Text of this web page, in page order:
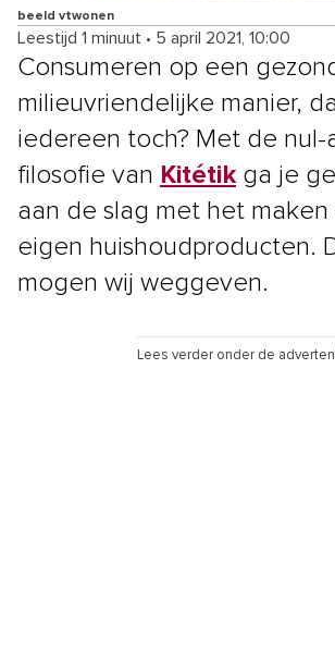
beeld vtwonen
Leestijd 1 minuut • 5 april 2021, 10:00
Consumeren op een
milieuvriendelijke manier,
iedereen toch? Met de nul-
filosofie van Kitétikga je
aan de slag met het maken
eigen huishoudproducten.
mogen wij weggeven.
Lees verder onder de